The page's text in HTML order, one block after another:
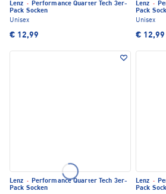
Lenz · Performance Quarter Tech 3er-
Pack Socken
Unisex
€ 12,99
Lenz ·
Pack
Unisex
€ 12,99
Lenz · Performance Quarter Tech 3er-
Pack Socken
Lenz ·
Pack